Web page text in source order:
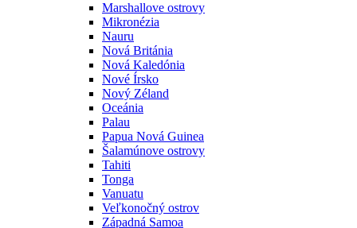
Marshallove ostrovy
Mikronézia
Nauru
Nová Británia
Nová Kaledónia
Nové Írsko
Nový Zéland
Oceánia
Palau
Papua Nová Guinea
Šalamúnove ostrovy
Tahiti
Tonga
Vanuatu
Veľkonočný ostrov
Západná Samoa